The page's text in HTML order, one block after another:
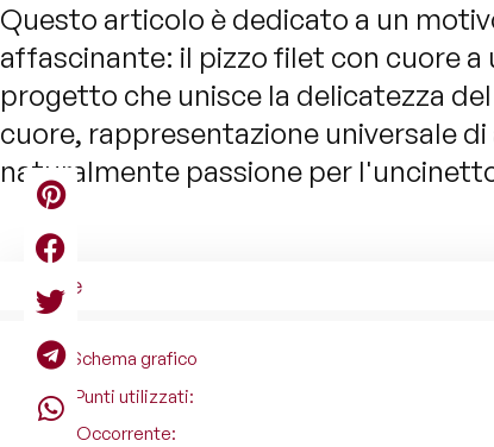
Questo articolo è dedicato a un
affascinante: il pizzo filet con cuore
progetto che unisce la delicatezza
cuore, rappresentazione universale
naturalmente passione per
Indice
Schema grafico
Punti utilizzati:
Occorrente: